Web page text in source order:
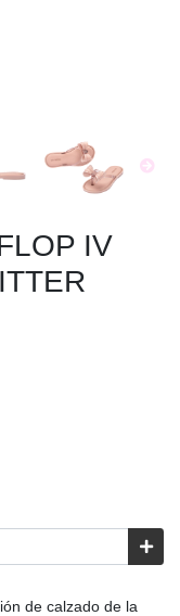
IV
de calzado de la